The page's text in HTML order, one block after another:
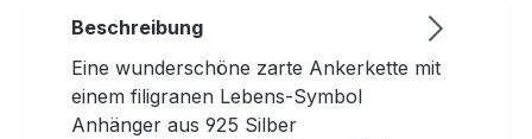
Beschreibung
Eine wunderschöne zarte Ankerkette mit
einem filigranen Lebens-Symbol
Anhänger aus 925 Silber